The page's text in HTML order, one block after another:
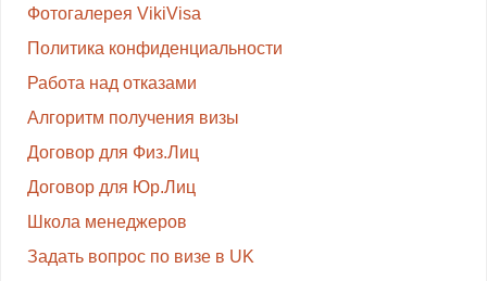
Фотогалерея VikiVisa
Политика конфиденциальности
Работа над отказами
Алгоритм получения визы
Договор для Физ.Лиц
Договор для Юр.Лиц
Школа менеджеров
Задать вопрос по визе в UK